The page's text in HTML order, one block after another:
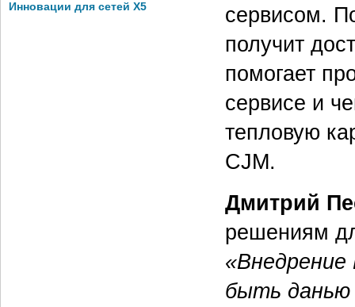
Инновации для сетей X5
сервисом.
получит
помогает
сервисе и
тепловую
CJM.
Дмитрий
решениям
быть данью